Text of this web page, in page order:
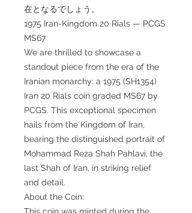
在となるでしょう。
1975 Iran-Kingdom 20 Rials — PCGS
MS67
We are thrilled to showcase a
standout piece from the era of the
Iranian monarchy: a 1975 (SH1354)
Iran 20 Rials coin graded MS67 by
PCGS. This exceptional specimen
hails from the Kingdom of Iran,
bearing the distinguished portrait of
Mohammad Reza Shah Pahlavi, the
last Shah of Iran, in striking relief
and detail.
About the Coin:
This coin was minted during the